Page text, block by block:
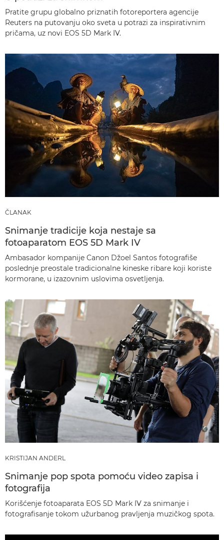
Pratite grupu globalno priznatih fotoreportera agencije
Reuters na putovanju oko sveta u potrazi za inspirativnim
pričama, uz novi EOS 5D Mark IV.
ČLANAK
Snimanje tradicije koja nestaje sa
fotoaparatom EOS 5D Mark IV
Ambasador kompanije Canon Džoel Santos fotografiše
poslednje preostale tradicionalne kineske ribare koji koriste
kormorane, u izazovnim uslovima osvetljenja.
KRISTIJAN ANDERL
Snimanje pop spota pomoću video zapisa i
fotografija
Korišćenje fotoaparata EOS 5D Mark IV za snimanje i
fotografisanje tokom užurbanog pravljenja muzičkog spota.